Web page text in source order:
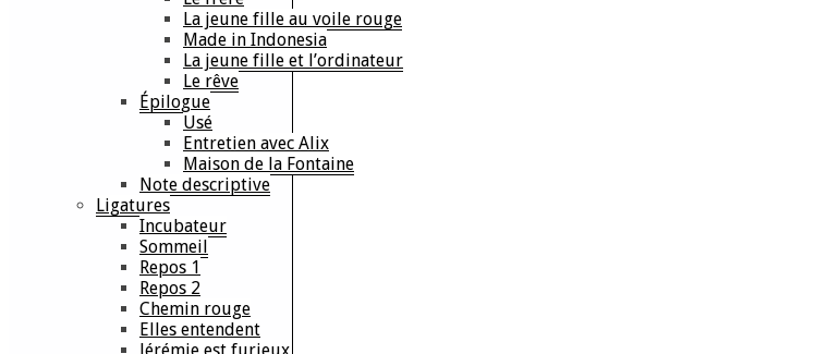
La jeune fille au voile rouge
Made in Indonesia
La jeune fille et l’ordinateur
Le rêve
Épilogue
Usé
Entretien avec Alix
Maison de la Fontaine
Note descriptive
Ligatures
Incubateur
Sommeil
Repos 1
Repos 2
Chemin rouge
Elles entendent